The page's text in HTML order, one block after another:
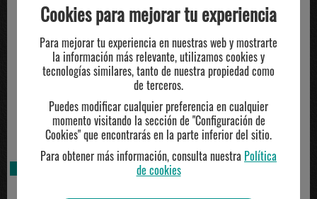
TE PUEDE INTERESAR
Cookies para mejorar tu experiencia
Para mejorar tu experiencia en nuestras web y mostrarte
la información más relevante, utilizamos cookies y
tecnologías similares, tanto de nuestra propiedad como
de terceros.
Puedes modificar cualquier preferencia en cualquier
momento visitando la sección de "Configuración de
Cookies" que encontrarás en la parte inferior del sitio.
Para obtener más información, consulta nuestra Política
de cookies